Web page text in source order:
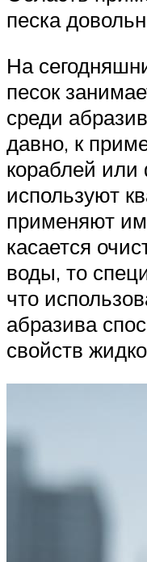
песка
На
песок
среди
давно, к
кораблей
используют
применяют
касается
воды, то
что
абразива
свойств